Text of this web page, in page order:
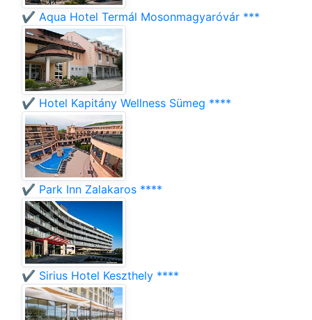
✔️ Aqua Hotel Termál Mosonmagyaróvár ***
✔️ Hotel Kapitány Wellness Sümeg ****
✔️ Park Inn Zalakaros ****
✔️ Sirius Hotel Keszthely ****